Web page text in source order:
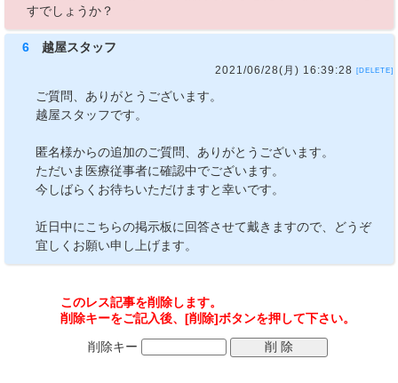
すでしょうか？
6 越屋スタッフ
2021/06/28(月) 16:39:28 [DELETE]
ご質問、ありがとうございます。
越屋スタッフです。
匿名様からの追加のご質問、ありがとうございます。
ただいま医療従事者に確認中でございます。
今しばらくお待ちいただけますと幸いです。
近日中にこちらの掲示板に回答させて戴きますので、どうぞ
宜しくお願い申し上げます。
このレス記事を削除します。
削除キーをご記入後、[削除]ボタンを押して下さい。
削除キー